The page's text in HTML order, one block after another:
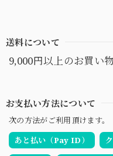
送料について
9,000円以上のお買い
お支払い方法について
次の方法がご利用頂けます。
あと払い（Pay ID）